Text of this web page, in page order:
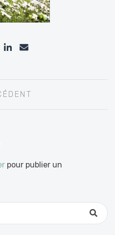
pour publier un